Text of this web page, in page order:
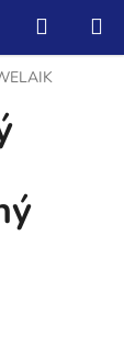
Hledat
KOŠÍK